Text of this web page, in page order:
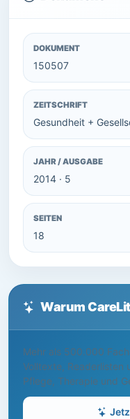
DOKUMENT
150507
ZEITSCHRIFT
Gesundheit +
JAHR / AUSGABE
2014 · 5
SEITEN
18
Warum
Mehr als 500.000
Volltexte, Readerlisten
Pflege, Therapie und